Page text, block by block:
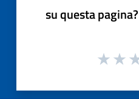
su questa pagina?